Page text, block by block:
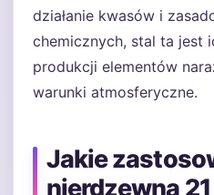
działanie kwasów i
chemicznych, stal ta jest
produkcji elementów
warunki atmosferyczne.
Jakie
nierdzewna